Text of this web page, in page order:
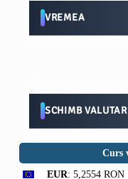
VREMEA
SCHIMB VALUTAR
Curs
EUR: 5,2554 RON